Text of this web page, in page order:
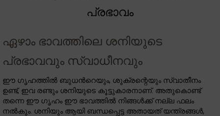
പ്രഭാവം
ഏഴാം ഭാവത്തിലെ ശനിയുടെ
പ്രഭാവവും സ്വാധീനവും
ഈ ഗൃഹത്തിൽ ബുധൻറെയും, ശുക്രന്റെയും സ്വാതീനം
ഉണ്ട്, ഇവ രണ്ടും ശനിയുടെ കൂട്ടുകാരനാണ്. അതുകൊണ്ട്
തന്നെ ഈ ഗൃഹം ഈ ഭാവത്തിൽ നിങ്ങൾക്ക് നല്ല ഫലം
നൽകും. ശനിയും ആയി ബന്ധപ്പെട്ട അതായത് യന്ത്രങ്ങൾ,